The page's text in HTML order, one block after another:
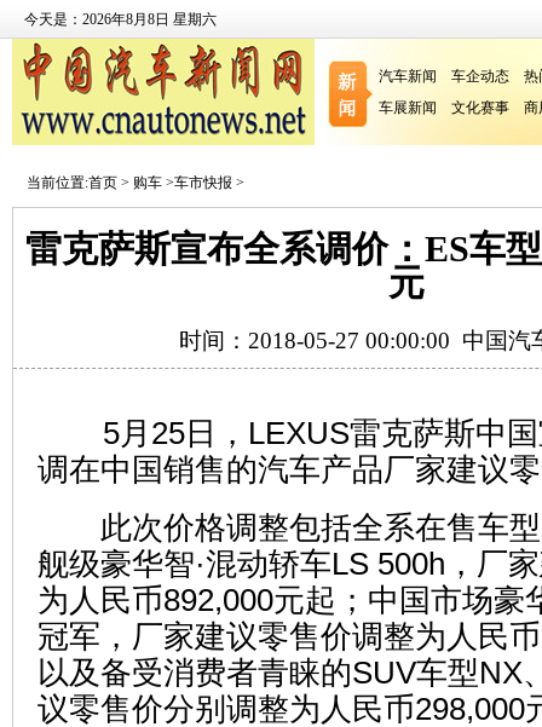
今天是：2026年8月8日 星期六
汽车新闻 车企动态
热
车展新闻
文化赛事 商
当前位置:首页 > 购车 >车市快报 >
雷克萨斯宣布全系调价：ES车
元
时间：2018-05-27 00:00:00 中国汽
5月25日，LEXUS雷克萨斯中国
调在中国销售的汽车产品厂家建议
此次价格调整包括全系在售车型
舰级豪华智·混动轿车LS 500h，厂
为人民币892,000元起；中国市场豪
冠军，厂家建议零售价调整为人民
以及备受消费者青睐的SUV车型NX
议零售价分别调整为人民币298,000